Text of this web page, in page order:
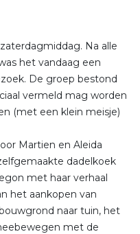
Na alle
het vandaag een
De groep bestond
vermeld mag worden
(met een klein meisje)
Martien en Aleida
dadelkoek
met haar verhaal
het aankopen van
naar tuin, het
met de